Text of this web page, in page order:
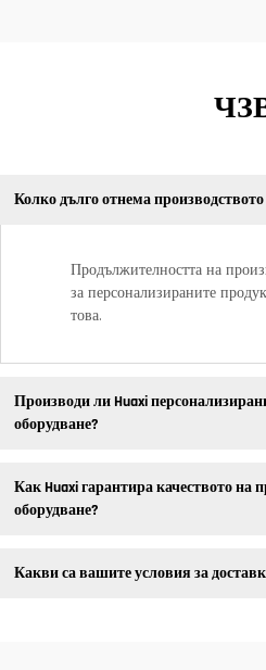
Колко дълго отнема
Продължителността на
за персонализираните
това.
Производи ли Huaxi
оборудване?
Как Huaxi гарантира качеството на
оборудване?
Какви са вашите условия за